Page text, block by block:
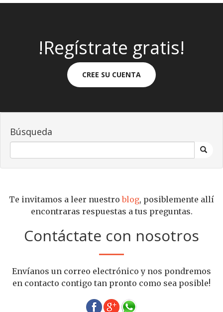
!Regístrate gratis!
CREE SU CUENTA
Búsqueda
Te invitamos a leer nuestroblog, posiblemente allí
encontraras respuestas a tus preguntas.
Contáctate con nosotros
Envíanos un correo electrónico y nos pondremos
en contacto contigo tan pronto como sea posible!